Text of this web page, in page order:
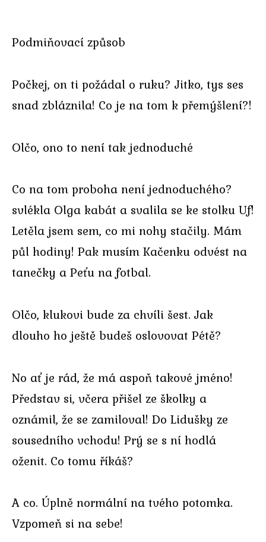
Podmiňovací způsob
Počkej, on ti požádal o ruku? Jitko, tys ses
snad zbláznila! Co je na tom k přemýšlení?!
Olčo, ono to není tak jednoduché
Co na tom proboha není jednoduchého?
svlékla Olga kabát a svalila se ke stolku Uf!
Letěla jsem sem, co mi nohy stačily. Mám
půl hodiny! Pak musím Kačenku odvést na
tanečky a Peťu na fotbal.
Olčo, klukovi bude za chvíli šest. Jak
dlouho ho ještě budeš oslovovat Pétě?
No ať je rád, že má aspoň takové jméno!
Představ si, včera přišel ze školky a
oznámil, že se zamiloval! Do Lidušky ze
sousedního vchodu! Prý se s ní hodlá
oženit. Co tomu říkáš?
A co. Úplně normální na tvého potomka.
Vzpomeň si na sebe!